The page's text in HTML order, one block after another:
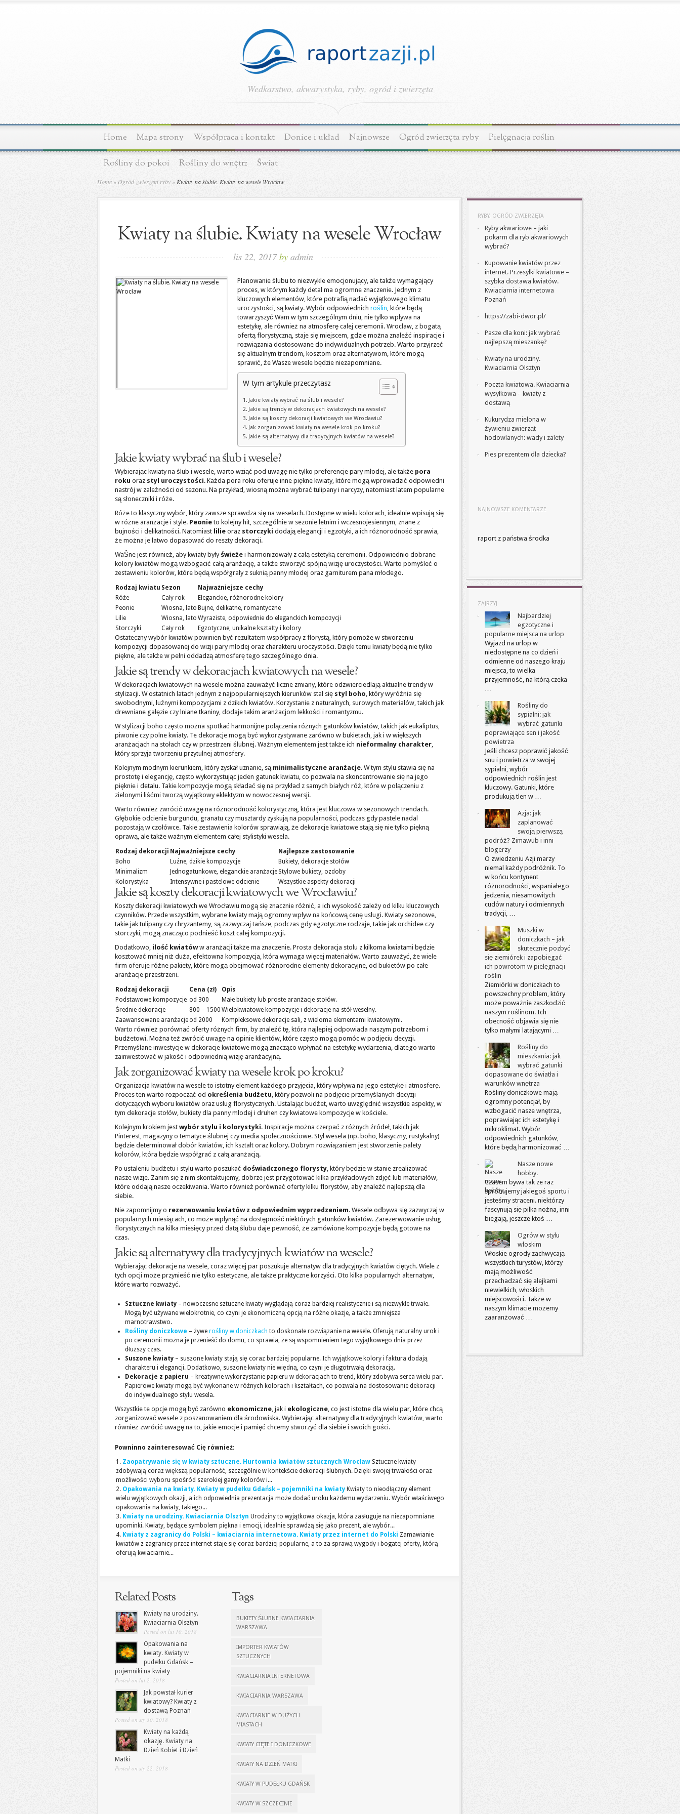
Wedkarstwo, akwarystyka, ryby, ogród i zwierzęta
Home Mapa strony Współpraca i kontakt Donice i układ Najnowsze Ogród zwierzęta ryby Pielęgnacja roślin
Rośliny do pokoi Rośliny do wnętrz Świat
Home » Ogród zwierzęta ryby » Kwiaty na ślubie. Kwiaty na wesele Wrocław
Kwiaty na ślubie. Kwiaty na wesele Wrocław
lis 22, 2017by admin
Planowanie ślubu to niezwykle emocjonujący, ale także wymagający
proces, w którym każdy detal ma ogromne znaczenie. Jednym z
kluczowych elementów, które potrafią nadać wyjątkowego klimatu
uroczystości, są kwiaty. Wybór odpowiednich roślin, które będą
towarzyszyć Wam w tym szczególnym dniu, nie tylko wpływa na
estetykę, ale również na atmosferę całej ceremonii. Wrocław, z bogatą
ofertą florystyczną, staje się miejscem, gdzie można znaleźć inspiracje i
rozwiązania dostosowane do indywidualnych potrzeb. Warto przyjrzeć
się aktualnym trendom, kosztom oraz alternatywom, które mogą
sprawić, że Wasze wesele będzie niezapomniane.
W tym artykule przeczytasz
Jakie kwiaty wybrać na ślub i wesele?
Jakie są trendy w dekoracjach kwiatowych na wesele?
Jakie są koszty dekoracji kwiatowych we Wrocławiu?
Jak zorganizować kwiaty na wesele krok po kroku?
Jakie są alternatywy dla tradycyjnych kwiatów na wesele?
Jakie kwiaty wybrać na ślub i wesele?
Wybierając kwiaty na ślub i wesele, warto wziąć pod uwagę nie tylko preferencje pary młodej, ale także pora
roku oraz styl uroczystości. Każda pora roku oferuje inne piękne kwiaty, które mogą wprowadzić odpowiedni
nastrój w zależności od sezonu. Na przykład, wiosną można wybrać tulipany i narcyzy, natomiast latem popularne
są słoneczniki i róże.
Róże to klasyczny wybór, który zawsze sprawdza się na weselach. Dostępne w wielu kolorach, idealnie wpisują się
w różne aranżacje i style. Peonie to kolejny hit, szczególnie w sezonie letnim i wczesnojesiennym, znane z
bujności i delikatności. Natomiast lilie oraz storczyki dodają elegancji i egzotyki, a ich różnorodność sprawia,
że można je łatwo dopasować do reszty dekoracji.
WaŜne jest również, aby kwiaty byłyświeże i harmonizowały z całą estetyką ceremonii. Odpowiednio dobrane
kolory kwiatów mogą wzbogacić całą aranżację, a także stworzyć spójną wizję uroczystości. Warto pomyśleć o
zestawieniu kolorów, które będą współgrały z suknią panny młodej oraz garniturem pana młodego.
Rodzaj kwiatu Sezon
Najważniejsze cechy
Róże
Cały rok
Eleganckie, różnorodne kolory
Peonie
Wiosna, lato Bujne, delikatne, romantyczne
Lilie
Wiosna, lato Wyraziste, odpowiednie do eleganckich kompozycji
Storczyki
Cały rok Egzotyczne, unikalne kształty i kolory
Ostateczny wybór kwiatów powinien być rezultatem współpracy z florystą, który pomoże w stworzeniu
kompozycji dopasowanej do wizji pary młodej oraz charakteru uroczystości. Dzięki temu kwiaty będą nie tylko
piękne, ale także w pełni oddadzą atmosferę tego szczególnego dnia.
Jakie są trendy w dekoracjach kwiatowych na wesele?
W dekoracjach kwiatowych na wesele można zauważyć liczne zmiany, które odzwierciedlają aktualne trendy w
stylizacji. W ostatnich latach jednym z najpopularniejszych kierunków stał się styl boho, który wyróżnia się
swobodnymi, luźnymi kompozycjami z dzikich kwiatów. Korzystanie z naturalnych, surowych materiałów, takich jak
drewniane gałęzie czy lniane tkaniny, dodaje takim aranżacjom lekkości i romantyzmu.
W stylizacji boho często można spotkać harmonijne połączenia różnych gatunków kwiatów, takich jak eukaliptus,
piwonie czy polne kwiaty. Te dekoracje mogą być wykorzystywane zarówno w bukietach, jak i w większych
aranżacjach na stołach czy w przestrzeni ślubnej. Ważnym elementem jest także ich nieformalny charakter,
który sprzyja tworzeniu przytulnej atmosfery.
Kolejnym modnym kierunkiem, który zyskał uznanie, są minimalistyczne aranżacje. W tym stylu stawia się na
prostotę i elegancję, często wykorzystując jeden gatunek kwiatu, co pozwala na skoncentrowanie się na jego
pięknie i detalu. Takie kompozycje mogą składać się na przykład z samych białych róż, które w połączeniu z
zielonymi liśćmi tworzą wyjątkowy eklektyzm w nowoczesnej wersji.
Warto również zwrócić uwagę na różnorodność kolorystyczną, która jest kluczowa w sezonowych trendach.
Głębokie odcienie burgundu, granatu czy musztardy zyskują na popularności, podczas gdy pastele nadal
pozostają w czołówce. Takie zestawienia kolorów sprawiają, że dekoracje kwiatowe stają się nie tylko piękną
oprawą, ale także ważnym elementem całej stylistyki wesela.
Rodzaj dekoracji Najważniejsze cechy
Najlepsze zastosowanie
Boho
Luźne, dzikie kompozycje
Bukiety, dekoracje stołów
Minimalizm
Jednogatunkowe, eleganckie aranżacje Stylowe bukiety, ozdoby
Kolorystyka
Intensywne i pastelowe odcienie Wszystkie aspekty dekoracji
Jakie są koszty dekoracji kwiatowych we Wrocławiu?
Koszty dekoracji kwiatowych we Wrocławiu mogą się znacznie różnić, a ich wysokość zależy od kilku kluczowych
czynników. Przede wszystkim, wybrane kwiaty mają ogromny wpływ na końcową cenę usługi. Kwiaty sezonowe,
takie jak tulipany czy chryzantemy, są zazwyczaj tańsze, podczas gdy egzotyczne rodzaje, takie jak orchidee czy
storczyki, mogą znacząco podnieść koszt całej kompozycji.
Dodatkowo, ilość kwiatóww aranżacji także ma znaczenie. Prosta dekoracja stołu z kilkoma kwiatami będzie
kosztować mniej niż duża, efektowna kompozycja, która wymaga więcej materiałów. Warto zauważyć, że wiele
firm oferuje różne pakiety, które mogą obejmować różnorodne elementy dekoracyjne, od bukietów po całe
aranżacje przestrzeni.
Rodzaj dekoracji Cena (zł)
Opis
Podstawowe kompozycje od 300
Małe bukiety lub proste aranżacje stołów.
Średnie dekoracje
800 – 1500 Wielokwiatowe kompozycje i dekoracje na stół weselny.
Zaawansowane aranżacje od 2000 Kompleksowe dekoracje sali, z wieloma elementami kwiatowymi.
Warto również porównać oferty różnych firm, by znaleźć tę, która najlepiej odpowiada naszym potrzebom i
budżetowi. Można też zwrócić uwagę na opinie klientów, które często mogą pomóc w podjęciu decyzji.
Przemyślane inwestycje w dekoracje kwiatowe mogą znacząco wpłynąć na estetykę wydarzenia, dlatego warto
zainwestować w jakość i odpowiednią wizję aranżacyjną.
Jak zorganizować kwiaty na wesele krok po kroku?
Organizacja kwiatów na wesele to istotny element każdego przyjęcia, który wpływa na jego estetykę i atmosferę.
Proces ten warto rozpocząć od określenia budżetu, który pozwoli na podjęcie przemyślanych decyzji
dotyczących wyboru kwiatów oraz usług florystycznych. Ustalając budżet, warto uwzględnić wszystkie aspekty, w
tym dekoracje stołów, bukiety dla panny młodej i druhen czy kwiatowe kompozycje w kościele.
Kolejnym krokiem jest wybór stylu i kolorystyki. Inspiracje można czerpać z różnych źródeł, takich jak
Pinterest, magazyny o tematyce ślubnej czy media społecznościowe. Styl wesela (np. boho, klasyczny, rustykalny)
będzie determinował dobór kwiatów, ich kształt oraz kolory. Dobrym rozwiązaniem jest stworzenie palety
kolorów, która będzie współgrać z całą aranżacją.
Po ustaleniu budżetu i stylu warto poszukać doświadczonego florysty, który będzie w stanie zrealizować
nasze wizje. Zanim się z nim skontaktujemy, dobrze jest przygotować kilka przykładowych zdjęć lub materiałów,
które oddają nasze oczekiwania. Warto również porównać oferty kilku florystów, aby znaleźć najlepszą dla
siebie.
Nie zapomnijmy o rezerwowaniu kwiatów z odpowiednim wyprzedzeniem. Wesele odbywa się zazwyczaj w
popularnych miesiącach, co może wpłynąć na dostępność niektórych gatunków kwiatów. Zarezerwowanie usług
florystycznych na kilka miesięcy przed datą ślubu daje pewność, że zamówione kompozycje będą gotowe na
czas.
Jakie są alternatywy dla tradycyjnych kwiatów na wesele?
Wybierając dekoracje na wesele, coraz więcej par poszukuje alternatyw dla tradycyjnych kwiatów ciętych. Wiele z
tych opcji może przynieść nie tylko estetyczne, ale także praktyczne korzyści. Oto kilka popularnych alternatyw,
które warto rozważyć.
Sztuczne kwiaty – nowoczesne sztuczne kwiaty wyglądają coraz bardziej realistycznie i są niezwykle trwałe.
Mogą być używane wielokrotnie, co czyni je ekonomiczną opcją na różne okazje, a także zmniejsza
marnotrawstwo.
Rośliny doniczkowe – żywe rośliny w doniczkach to doskonałe rozwiązanie na wesele. Oferują naturalny urok i
po ceremonii można je przenieść do domu, co sprawia, że są wspomnieniem tego wyjątkowego dnia przez
dłuższy czas.
Suszone kwiaty – suszone kwiaty stają się coraz bardziej popularne. Ich wyjątkowe kolory i faktura dodają
charakteru i elegancji. Dodatkowo, suszone kwiaty nie więdną, co czyni je długotrwałą dekoracją.
Dekoracje z papieru – kreatywne wykorzystanie papieru w dekoracjach to trend, który zdobywa serca wielu par.
Papierowe kwiaty mogą być wykonane w różnych kolorach i kształtach, co pozwala na dostosowanie dekoracji
do indywidualnego stylu wesela.
Wszystkie te opcje mogą być zarówno ekonomiczne, jak i ekologiczne, co jest istotne dla wielu par, które chcą
zorganizować wesele z poszanowaniem dla środowiska. Wybierając alternatywy dla tradycyjnych kwiatów, warto
również zwrócić uwagę na to, jakie emocje i pamięć chcemy stworzyć dla siebie i swoich gości.
Powninno zainteresować Cię również:
Zaopatrywanie się w kwiaty sztuczne. Hurtownia kwiatów sztucznych Wrocław Sztuczne kwiaty
zdobywają coraz większą popularność, szczególnie w kontekście dekoracji ślubnych. Dzięki swojej trwałości oraz
możliwości wyboru spośród szerokiej gamy kolorów i...
Opakowania na kwiaty. Kwiaty w pudełku Gdańsk – pojemniki na kwiaty Kwiaty to nieodłączny element
wielu wyjątkowych okazji, a ich odpowiednia prezentacja może dodać uroku każdemu wydarzeniu. Wybór właściwego
opakowania na kwiaty, takiego...
Kwiaty na urodziny. Kwiaciarnia Olsztyn Urodziny to wyjątkowa okazja, która zasługuje na niezapomniane
upominki. Kwiaty, będące symbolem piękna i emocji, idealnie sprawdzą się jako prezent, ale wybór...
Kwiaty z zagranicy do Polski – kwiaciarnia internetowa. Kwiaty przez internet do Polski Zamawianie
kwiatów z zagranicy przez internet staje się coraz bardziej popularne, a to za sprawą wygody i bogatej oferty, którą
oferują kwiaciarnie...
Related Posts
Kwiaty na urodziny.
Kwiaciarnia Olsztyn
Posted on lut 10, 2018
Opakowania na
kwiaty. Kwiaty w
pudełku Gdańsk –
pojemniki na kwiaty
Posted on lut 2, 2018
Jak powstał kurier
kwiatowy? Kwiaty z
dostawą Poznań
Posted on sty 30, 2018
Kwiaty na każdą
okazję. Kwiaty na
Dzień Kobiet i Dzień
Matki
Posted on sty 22, 2018
Tags
BUKIETY ŚLUBNE KWIACIARNIA
WARSZAWA
IMPORTER KWIATÓW
SZTUCZNYCH
KWIACIARNIA INTERNETOWA
KWIACIARNIA WARSZAWA
KWIACIARNIE W DUŻYCH
MIASTACH
KWIATY CIĘTE I DONICZKOWE
KWIATY NA DZIEŃ MATKI
KWIATY W PUDEŁKU GDAŃSK
KWIATY W SZCZECINIE
RYBY, OGRÓD ZWIERZĘTA
Ryby akwariowe – jaki
pokarm dla ryb akwariowych
wybrać?
Kupowanie kwiatów przez
internet. Przesyłki kwiatowe –
szybka dostawa kwiatów.
Kwiaciarnia internetowa
Poznań
https://zabi-dwor.pl/
Pasze dla koni: jak wybrać
najlepszą mieszankę?
Kwiaty na urodziny.
Kwiaciarnia Olsztyn
Poczta kwiatowa. Kwiaciarnia
wysyłkowa – kwiaty z
dostawą
Kukurydza mielona w
żywieniu zwierząt
hodowlanych: wady i zalety
Pies prezentem dla dziecka?
NAJNOWSZE KOMENTARZE
raport z państwa środka
ZAJRZYJ
Najbardziej
egzotyczne i
popularne miejsca na urlop
Wyjazd na urlop w
niedostępne na co dzień i
odmienne od naszego kraju
miejsca, to wielka
przyjemność, na którą czeka
…
Rośliny do
sypialni: jak
wybrać gatunki
poprawiające sen i jakość
powietrza
Jeśli chcesz poprawić jakość
snu i powietrza w swojej
sypialni, wybór
odpowiednich roślin jest
kluczowy. Gatunki, które
produkują tlen w …
Azja: jak
zaplanować
swoją pierwszą
podróż? Zimawub i inni
blogerzy
O zwiedzeniu Azji marzy
niemal każdy podróżnik. To
w końcu kontynent
różnorodności, wspaniałego
jedzenia, niesamowitych
cudów natury i odmiennych
tradycji, …
Muszki w
doniczkach – jak
skutecznie pozbyć
się ziemiórek i zapobiegać
ich powrotom w pielęgnacji
roślin
Ziemiórki w doniczkach to
powszechny problem, który
może poważnie zaszkodzić
naszym roślinom. Ich
obecność objawia się nie
tylko małymi latającymi …
Rośliny do
mieszkania: jak
wybrać gatunki
dopasowane do światła i
warunków wnętrza
Rośliny doniczkowe mają
ogromny potencjał, by
wzbogacić nasze wnętrza,
poprawiając ich estetykę i
mikroklimat. Wybór
odpowiednich gatunków,
które będą harmonizować …
Nasze nowe
hobby.
Czasem bywa tak ze raz
spróbujemy jakiegoś sportu i
jesteśmy straceni. niektórzy
fascynują się piłka nożna, inni
biegają, jeszcze ktoś …
Ogrów w stylu
włoskim
Włoskie ogrody zachwycają
wszystkich turystów, którzy
mają możliwość
przechadzać się alejkami
niewielkich, włoskich
miejscowości. Także w
naszym klimacie możemy
zaaranżować …